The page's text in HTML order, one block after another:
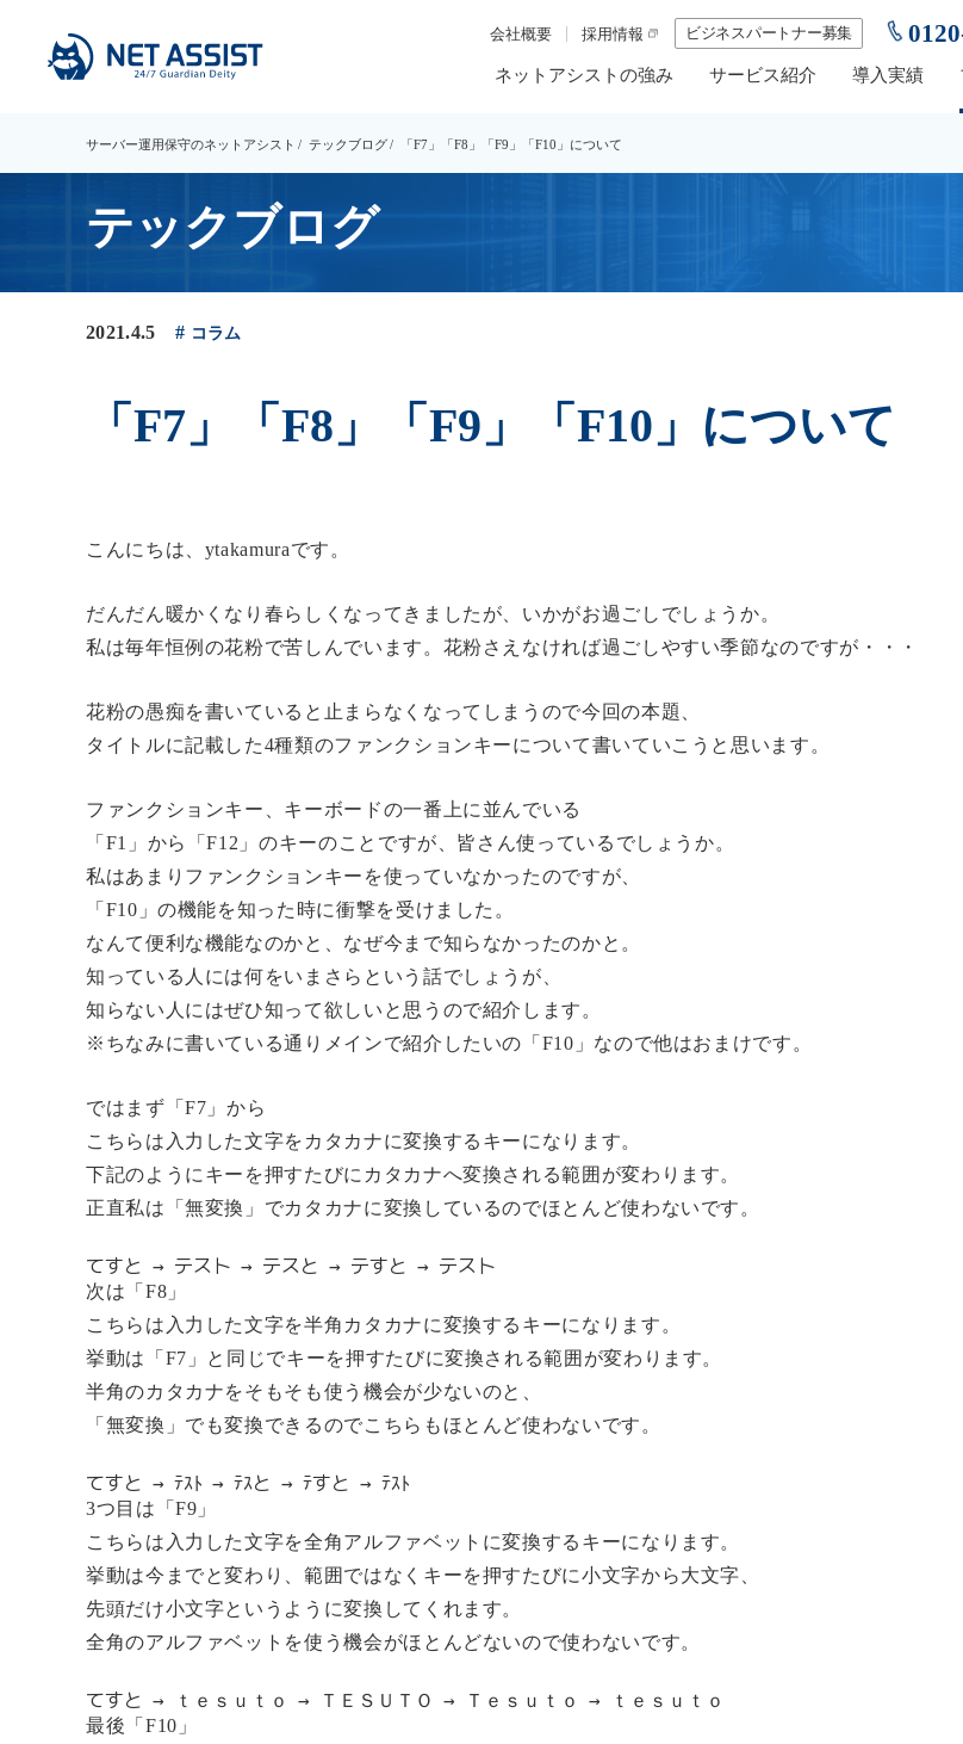
ネットアシストの強み サービス紹介 導入実績
会社概要 採用情報 ビジネスパートナー募集
サーバー運用保守のネットアシスト テックブログ 「F7」「F8」「F9」「F10」について
テックブログ
2021.4.5 コラム
「F7」「F8」「F9」「F10」について
こんにちは、ytakamuraです。
だんだん暖かくなり春らしくなってきましたが、いかがお過ごしでしょうか。
私は毎年恒例の花粉で苦しんでいます。花粉さえなければ過ごしやすい季節なのですが・・・
花粉の愚痴を書いていると止まらなくなってしまうので今回の本題、
タイトルに記載した4種類のファンクションキーについて書いていこうと思います。
ファンクションキー、キーボードの一番上に並んでいる
「F1」から「F12」のキーのことですが、皆さん使っているでしょうか。
私はあまりファンクションキーを使っていなかったのですが、
「F10」の機能を知った時に衝撃を受けました。
なんて便利な機能なのかと、なぜ今まで知らなかったのかと。
知っている人には何をいまさらという話でしょうが、
知らない人にはぜひ知って欲しいと思うので紹介します。
※ちなみに書いている通りメインで紹介したいの「F10」なので他はおまけです。
ではまず「F7」から
こちらは入力した文字をカタカナに変換するキーになります。
下記のようにキーを押すたびにカタカナへ変換される範囲が変わります。
正直私は「無変換」でカタカナに変換しているのでほとんど使わないです。
てすと → テスト → テスと → テすと → テスト
次は「F8」
こちらは入力した文字を半角カタカナに変換するキーになります。
挙動は「F7」と同じでキーを押すたびに変換される範囲が変わります。
半角のカタカナをそもそも使う機会が少ないのと、
「無変換」でも変換できるのでこちらもほとんど使わないです。
てすと → ﾃｽﾄ → ﾃｽと → ﾃすと → ﾃｽﾄ
3つ目は「F9」
こちらは入力した文字を全角アルファベットに変換するキーになります。
挙動は今までと変わり、範囲ではなくキーを押すたびに小文字から大文字、
先頭だけ小文字というように変換してくれます。
全角のアルファベットを使う機会がほとんどないので使わないです。
てすと → ｔｅｓｕｔｏ → ＴＥＳＵＴＯ → Ｔｅｓｕｔｏ → ｔｅｓｕｔｏ
最後「F10」